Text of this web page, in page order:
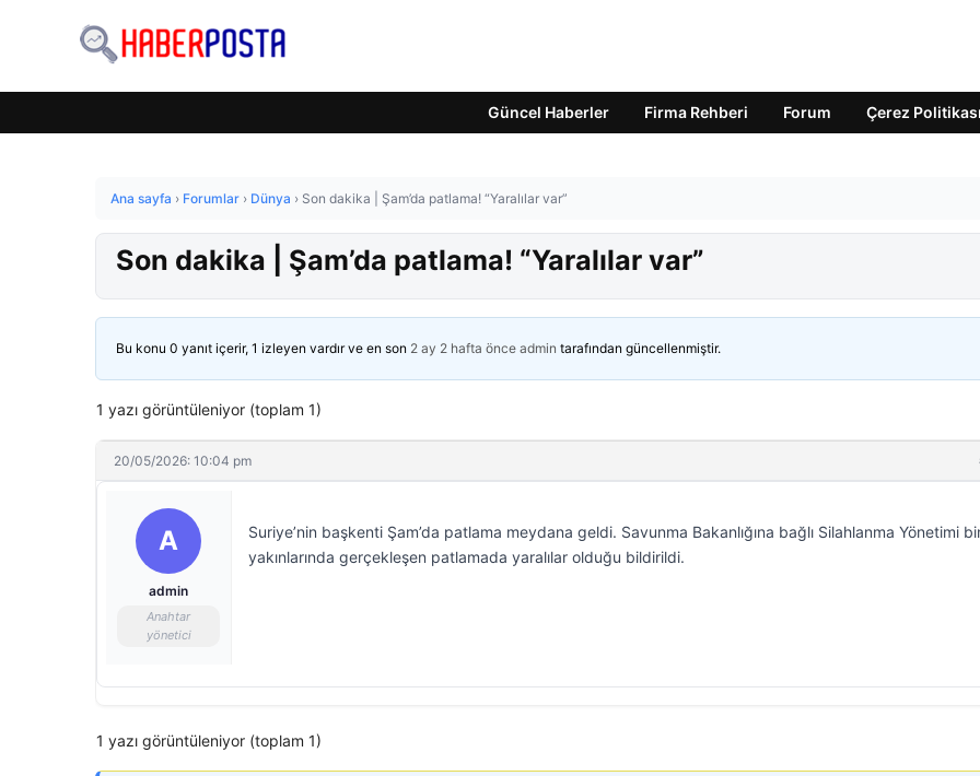
Güncel Haberler Firma Rehberi Forum Çerez Politikası
Ana sayfa › Forumlar › Dünya › Son dakika | Şam’da patlama! “Yaralılar var”
Son dakika | Şam’da patlama! “Yaralılar var”
Bu konu 0 yanıt içerir, 1 izleyen vardır ve en son 2 ay 2 hafta önce admin tarafından güncellenmiştir.
1 yazı görüntüleniyor (toplam 1)
20/05/2026: 10:04 pm
A
admin
Anahtar
yönetici
Suriye’nin başkenti Şam’da patlama meydana geldi. Savunma Bakanlığına bağlı Silahlanma Yönetimi
yakınlarında gerçekleşen patlamada yaralılar olduğu bildirildi.
1 yazı görüntüleniyor (toplam 1)